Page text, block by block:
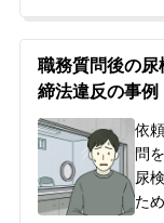
し
ま
も
最
逮
た
見
け
職務質問後の尿
締法違反の事例
依
問
尿
た